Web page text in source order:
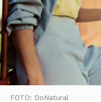
FOTO: DoNatural